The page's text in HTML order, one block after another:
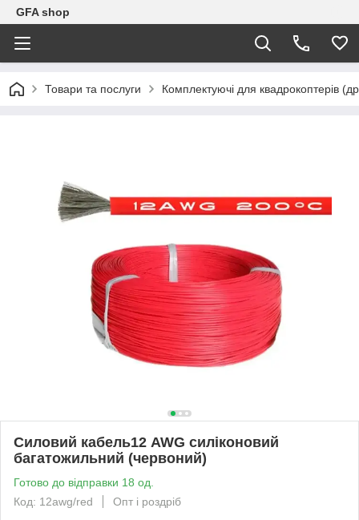
GFA shop
Товари та послуги Комплектуючі для квадрокоптерів
Силовий кабель12 AWG силіконовий
багатожильний (червоний)
Готово до відправки 18 од.
Код: 12awg/red
Опт і роздріб